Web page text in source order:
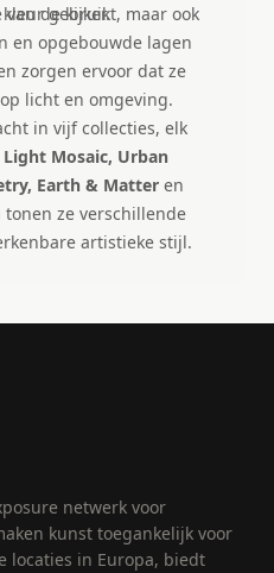
de kijker.
gebruikt, maar ook
en opgebouwde lagen
zorgen ervoor dat ze
licht en omgeving.
in vijf collecties, elk
Light Mosaic, Urban
Earth & Matter en
tonen ze verschillende
artistieke stijl.
netwerk voor
kunst toegankelijk voor
locaties in Europa, biedt